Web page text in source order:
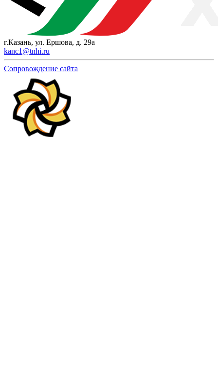
г.Казань, ул. Ершова, д. 29а
kanc1@tnhi.ru
Сопровождение сайта